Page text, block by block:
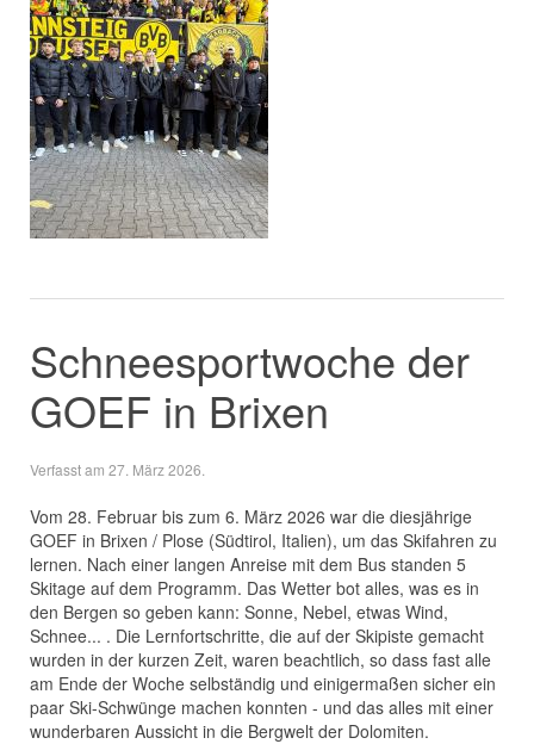
Schneesportwoche der
GOEF in Brixen
Verfasst am 27. März 2026
Vom 28. Februar bis zum 6. März 2026 war die diesjährige
GOEF in Brixen / Plose (Südtirol, Italien), um das Skifahren zu
lernen. Nach einer langen Anreise mit dem Bus standen 5
Skitage auf dem Programm. Das Wetter bot alles, was es in
den Bergen so geben kann: Sonne, Nebel, etwas Wind,
Schnee... . Die Lernfortschritte, die auf der Skipiste gemacht
wurden in der kurzen Zeit, waren beachtlich, so dass fast alle
am Ende der Woche selbständig und einigermaßen sicher ein
paar Ski-Schwünge machen konnten - und das alles mit einer
wunderbaren Aussicht in die Bergwelt der Dolomiten.